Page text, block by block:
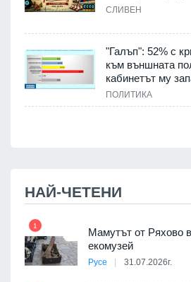
СЛИВЕН
"Галъп": 52% с
към външната
кабинетът му
ПОЛИТИКА
НАЙ-ЧЕТЕНИ
1
Мамутът от Ряхово
екомузей
Русе 31.07.2026г.